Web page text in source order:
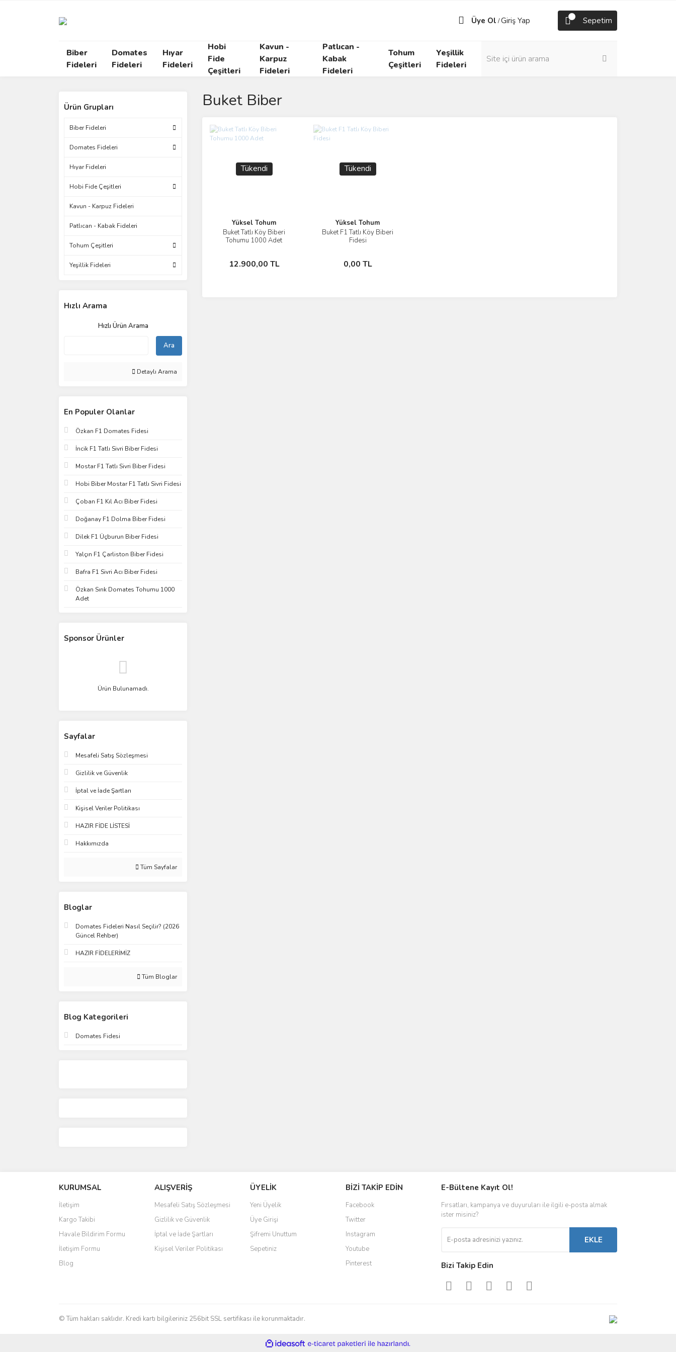
Üye Ol /Giriş Yap Sepetim
Biber
Fideleri
Domates
Fideleri
Hıyar
Fideleri
Hobi
Fide
Çeşitleri
Kavun -
Karpuz
Fideleri
Patlıcan -
Kabak
Fideleri
Tohum
Çeşitleri
Yeşillik
Fideleri
Ürün Grupları
Biber Fideleri
Domates Fideleri
Hıyar Fideleri
Hobi Fide Çeşitleri
Kavun - Karpuz Fideleri
Patlıcan - Kabak Fideleri
Tohum Çeşitleri
Yeşillik Fideleri
Hızlı Arama
Hızlı Ürün Arama
Ara
Detaylı Arama
En Populer Olanlar
Özkan F1 Domates Fidesi
İncik F1 Tatlı Sivri Biber Fidesi
Mostar F1 Tatlı Sivri Biber Fidesi
Hobi Biber Mostar F1 Tatlı Sivri Fidesi
Çoban F1 Kıl Acı Biber Fidesi
Doğanay F1 Dolma Biber Fidesi
Dilek F1 Üçburun Biber Fidesi
Yalçın F1 Çarliston Biber Fidesi
Bafra F1 Sivri Acı Biber Fidesi
Özkan Sırık Domates Tohumu 1000
Adet
Sponsor Ürünler
Ürün Bulunamadı.
Sayfalar
Mesafeli Satış Sözleşmesi
Gizlilik ve Güvenlik
İptal ve İade Şartları
Kişisel Veriler Politikası
HAZIR FİDE LİSTESİ
Hakkımızda
Tüm Sayfalar
Bloglar
Domates Fideleri Nasıl Seçilir? (2026
Güncel Rehber)
HAZIR FİDELERİMİZ
Tüm Bloglar
Blog Kategorileri
Domates Fidesi
Buket Biber
Tükendi
Yüksel Tohum
Buket Tatlı Köy Biberi
Tohumu 1000 Adet
12.900,00 TL
İncele
Stokta Yok
Tükendi
Yüksel Tohum
Buket F1 Tatlı Köy Biberi
Fidesi
0,00 TL
İncele
Stokta Yok
KURUMSAL
İletişim
Kargo Takibi
Havale Bildirim Formu
İletişim Formu
Blog
ALIŞVERİŞ
Mesafeli Satış Sözleşmesi
Gizlilik ve Güvenlik
İptal ve İade Şartları
Kişisel Veriler Politikası
ÜYELİK
Yeni Üyelik
Üye Girişi
Şifremi Unuttum
Sepetiniz
BİZİ TAKİP EDİN
Facebook
Twitter
Instagram
Youtube
Pinterest
E-Bültene Kayıt Ol!
Fırsatları, kampanya ve duyuruları ile ilgili e-posta almak
ister misiniz?
EKLE
Bizi Takip Edin
© Tüm hakları saklıdır. Kredi kartı bilgileriniz 256bit SSL sertifikası ile korunmaktadır.
ideasoft
e-